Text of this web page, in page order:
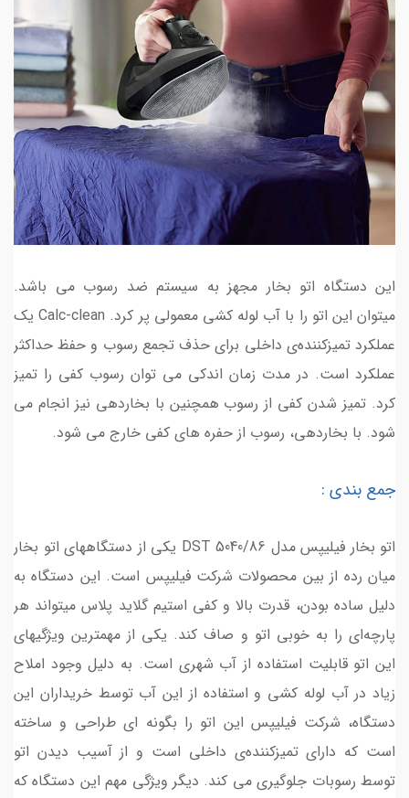
این دستگاه اتو بخار مجهز به سیستم ضد رسوب می باشد.
میتوان این اتو را با آب لوله کشی معمولی پر کرد. Calc-clean یک
عملکرد تمیزکننده‌ی داخلی برای حذف تجمع رسوب و حفظ حداکثر
عملکرد است. در مدت زمان اندکی می توان رسوب کفی را تمیز
کرد. تمیز شدن کفی از رسوب همچنین با بخاردهی نیز انجام می
شود. با بخاردهی، رسوب از حفره های کفی خارج می شود.
جمع بندی :
اتو بخار فیلیپس مدل DST 5040/86 یکی از دستگاههای اتو بخار
میان رده از بین محصولات شرکت فیلیپس است. این دستگاه به
دلیل ساده بودن، قدرت بالا و کفی استیم گلاید پلاس میتواند هر
پارچه‌ای را به خوبی اتو و صاف کند. یکی از مهمترین ویژگیهای
این اتو قابلیت استفاده از آب شهری است. به دلیل وجود املاح
زیاد در آب لوله کشی و استفاده از این آب توسط خریداران این
دستگاه، شرکت فیلیپس این اتو را بگونه ای طراحی و ساخته
است که دارای تمیزکننده‌ی داخلی است و از آسیب دیدن اتو
توسط رسوبات جلوگیری می کند. دیگر ویژگی مهم این دستگاه که